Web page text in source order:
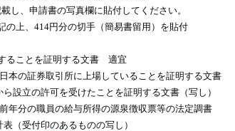
、申請書の写真欄に貼付してください。
の上、414円分の切手（簡易書留用）を貼付
ることを証明する文書 適宜
本の証券取引所に上場していることを証明する文書
可を受けたことを証明する文書（写し）
年分の職員の給与所得の源泉徴収票等の法定調書
るものの写し）